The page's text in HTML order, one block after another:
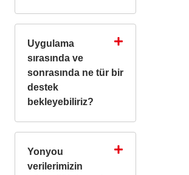
Uygulama
sırasında ve
sonrasında ne tür bir
destek
bekleyebiliriz?
Yonyou
verilerimizin